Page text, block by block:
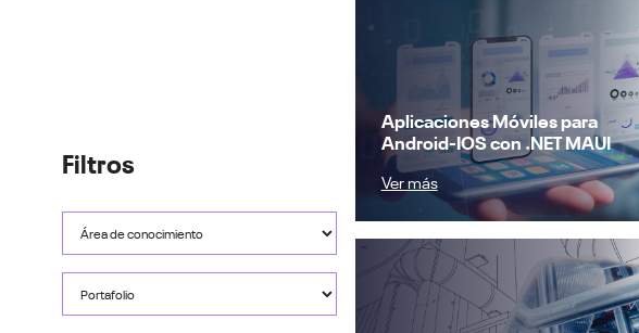
Filtros
Aplicaciones Móviles para
Android-IOS con .NET MAUI
Ver más